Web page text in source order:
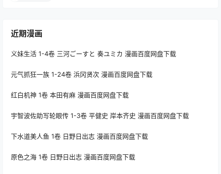
近期漫画
义妹生活 1-4卷 三河ごーすと 奏ユミカ 漫画百度网盘下载
元气抓狂一族 1-24卷 浜冈贤次 漫画百度网盘下载
红白机神 1卷 本田有麻 漫画百度网盘下载
宇智波佐助写轮眼传 1-3卷 平健史 岸本齐史 漫画百度网盘下载
下水道美人鱼 1卷 日野日出志 漫画百度网盘下载
原色之海 1卷 日野日出志 漫画百度网盘下载